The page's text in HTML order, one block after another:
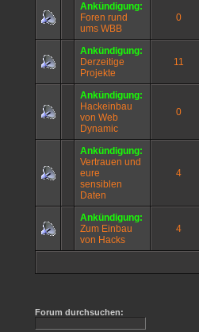
Ankündigung:
Foren rund
ums WBB
0
Ankündigung:
Derzeitige
Projekte
11
Ankündigung:
Hackeinbau
von Web
Dynamic
0
Ankündigung:
Vertrauen und
eure
sensiblen
Daten
4
Ankündigung:
Zum Einbau
von Hacks
4
Forum durchsuchen: